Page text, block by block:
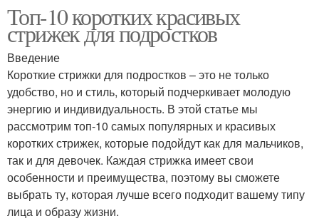
Топ-10 коротких красивых
стрижек для подростков
Введение
Короткие стрижки для подростков – это не только
удобство, но и стиль, который подчеркивает молодую
энергию и индивидуальность. В этой статье мы
рассмотрим топ-10 самых популярных и красивых
коротких стрижек, которые подойдут как для мальчиков,
так и для девочек. Каждая стрижка имеет свои
особенности и преимущества, поэтому вы сможете
выбрать ту, которая лучше всего подходит вашему типу
лица и образу жизни.